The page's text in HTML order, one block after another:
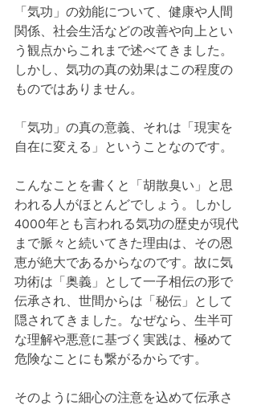
「気功」の効能について、健康や人間
関係、社会生活などの改善や向上とい
う観点からこれまで述べてきました。
しかし、気功の真の効果はこの程度の
ものではありません。
「気功」の真の意義、それは「現実を
自在に変える」ということなのです。
こんなことを書くと「胡散臭い」と思
われる人がほとんどでしょう。しかし
4000年とも言われる気功の歴史が現代
まで脈々と続いてきた理由は、その恩
恵が絶大であるからなのです。故に気
功術は「奥義」として一子相伝の形で
伝承され、世間からは「秘伝」として
隠されてきました。なぜなら、生半可
な理解や悪意に基づく実践は、極めて
危険なことにも繋がるからです。
そのように細心の注意を込めて伝承さ